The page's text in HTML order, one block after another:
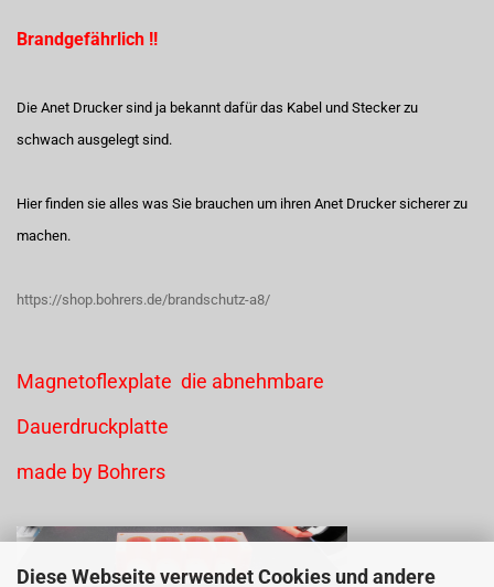
Diese Webseite verwendet Cookies und andere
Brandgefährlich !!
Die Anet Drucker sind ja bekannt dafür das Kabel und Stecker zu
schwach ausgelegt sind.
Hier finden sie alles was Sie brauchen um ihren Anet Drucker sicherer zu
machen.
https://shop.bohrers.de/brandschutz-a8/
Magnetoflexplate die abnehmbare
Dauerdruckplatte
made by Bohrers